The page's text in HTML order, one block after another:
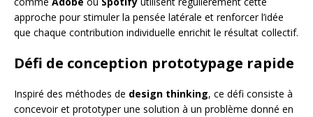
approche pour stimuler la pensée latérale et renforcer l’idée
que chaque contribution individuelle enrichit le résultat collectif.
Défi de conception prototypage rapide
Inspiré des méthodes de design thinking, ce défi consiste à
concevoir et prototyper une solution à un problème donné en